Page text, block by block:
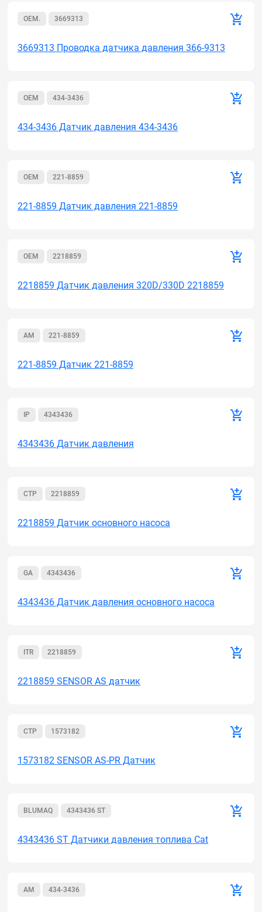
OEM. 3669313
3669313 Проводка датчика давления 366-9313
OEM 434-3436
434-3436 Датчик давления 434-3436
OEM 221-8859
221-8859 Датчик давления 221-8859
OEM 2218859
2218859 Датчик давления 320D/330D 2218859
AM 221-8859
221-8859 Датчик 221-8859
IP 4343436
4343436 Датчик давления
CTP 2218859
2218859 Датчик основного насоса
GA 4343436
4343436 Датчик давления основного насоса
ITR 2218859
2218859 SENSOR AS датчик
CTP 1573182
1573182 SENSOR AS-PR Датчик
BLUMAQ 4343436 ST
4343436 ST Датчики давления топлива Cat
AM 434-3436